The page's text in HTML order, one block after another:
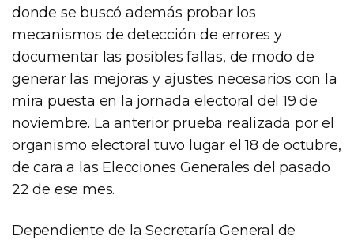
donde se buscó además probar los
mecanismos de detección de errores y
documentar las posibles fallas, de modo de
generar las mejoras y ajustes necesarios con la
mira puesta en la jornada electoral del 19 de
noviembre. La anterior prueba realizada por el
organismo electoral tuvo lugar el 18 de octubre,
de cara a las Elecciones Generales del pasado
22 de ese mes.
Dependiente de la Secretaría General de